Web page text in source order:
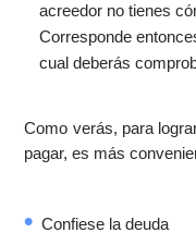
acreedor no tienes
Corresponde
cual deberás
Como verás, para
pagar, es más
Confiese la deuda